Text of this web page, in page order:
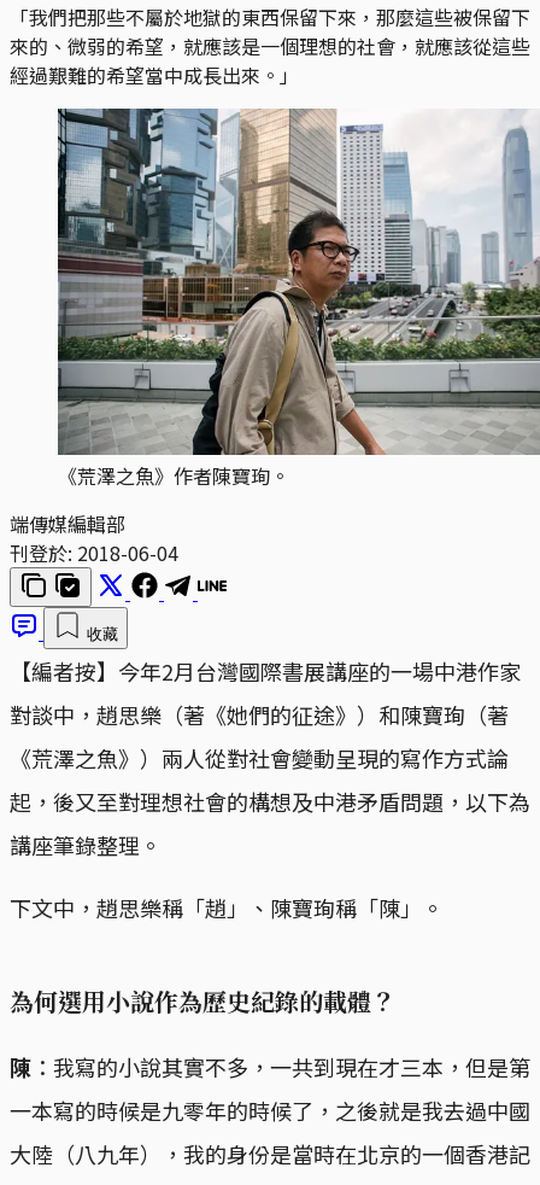
「我們把那些不屬於地獄的東西保留下來，那麼這些被保留下
來的、微弱的希望，就應該是一個理想的社會，就應該從這些
經過艱難的希望當中成長出來。」
《荒澤之魚》作者陳寶珣。
端傳媒編輯部
刊登於: 2018-06-04
收藏
【編者按】今年2月台灣國際書展講座的一場中港作家
對談中，趙思樂（著《她們的征途》）和陳寶珣（著
《荒澤之魚》）兩人從對社會變動呈現的寫作方式論
起，後又至對理想社會的構想及中港矛盾問題，以下為
講座筆錄整理。
下文中，趙思樂稱「趙」、陳寶珣稱「陳」。
為何選用小說作為歷史紀錄的載體？
陳 ：我寫的小說其實不多，一共到現在才三本，但是第
一本寫的時候是九零年的時候了，之後就是我去過中國
大陸（八九年），我的身份是當時在北京的一個香港記